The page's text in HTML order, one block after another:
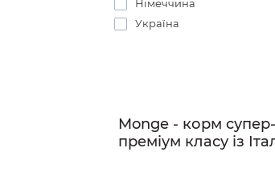
Німеччина
Україна
Monge - корм супер-
преміум класу із